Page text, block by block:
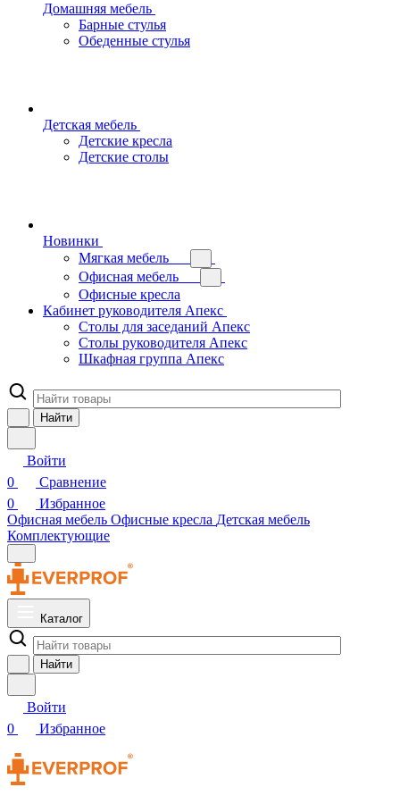
Домашняя мебель
Барные стулья
Обеденные стулья
Детская мебель
Детские кресла
Детские столы
Новинки
Мягкая мебель
Офисная мебель
Офисные кресла
Кабинет руководителя Апекс
Столы для заседаний Апекс
Столы руководителя Апекс
Шкафная группа Апекс
Найти
Войти
0
Сравнение
0
Избранное
Офисная мебель Офисные кресла Детская мебель
Комплектующие
Каталог
Найти
Войти
0
Избранное